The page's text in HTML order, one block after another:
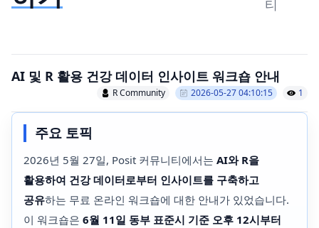
티
AI 및 R 활용 건강 데이터 인사이트 워크숍 안내
R Community 2026-05-27 04:10:15 1
주요 토픽
2026년 5월 27일, Posit 커뮤니티에서는 AI와 R을
활용하여 건강 데이터로부터 인사이트를 구축하고
공유하는 무료 온라인 워크숍에 대한 안내가 있었습니다.
이 워크숍은 6월 11일 동부 표준시 기준 오후 12시부터